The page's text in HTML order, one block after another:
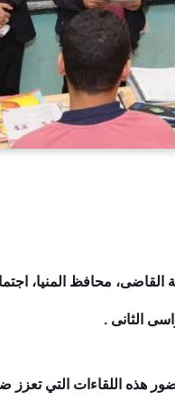
القاضى، محافظ المنيا،
الثانى .
اللقاءات التي تعزز